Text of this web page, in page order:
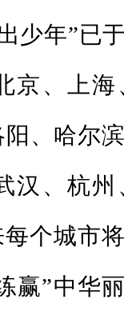
少年”已
京、上
、哈尔
汉、杭
个城市
赢”中华